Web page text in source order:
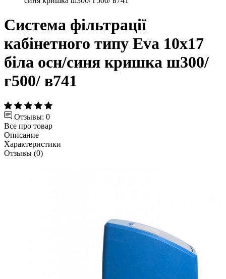
Система фільтрації
кабінетного типу Eva 10x17
біла осн/синя кришка ш300/
г500/ в741
Отзывы: 0
Все про товар
Описание
Характеристики
Отзывы (0)